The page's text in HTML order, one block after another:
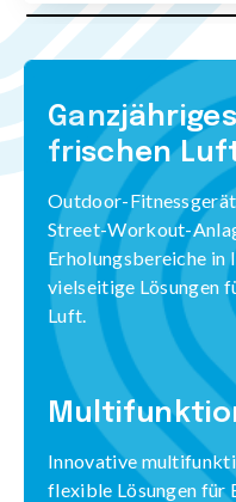
frischen
Outdoor-
Street-Workout-
Erholungsbereiche in
vielseitige Lösungen
Luft.
Innovative
flexible Lösungen für